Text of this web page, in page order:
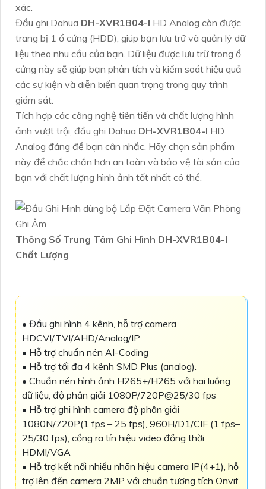
xác.
Đầu ghi Dahua DH-XVR1B04-I HD Analog còn được
trang bị 1 ổ cứng (HDD), giúp bạn lưu trữ và quản lý dữ
liệu theo nhu cầu của bạn. Dữ liệu được lưu trữ trong ổ
cứng này sẽ giúp bạn phân tích và kiểm soát hiệu quả
các sự kiện và diễn biến quan trọng trong quy trình
giám sát.
Tích hợp các công nghệ tiên tiến và chất lượng hình
ảnh vượt trội, đầu ghi Dahua DH-XVR1B04-I HD
Analog đáng để bạn cân nhắc. Hãy chọn sản phẩm
này để chắc chắn hơn an toàn và bảo vệ tài sản của
bạn với chất lượng hình ảnh tốt nhất có thể.
Thông Số Trung Tâm Ghi Hình DH-XVR1B04-I
Chất Lượng
• Đầu ghi hình 4 kênh, hỗ trợ camera
HDCVI/TVI/AHD/Analog/IP
• Hỗ trợ chuẩn nén AI-Coding
• Hỗ trợ tối đa 4 kênh SMD Plus (analog).
• Chuẩn nén hình ảnh H265+/H265 với hai luồng
dữ liệu, độ phân giải 1080P/720P@25/30 fps
• Hỗ trợ ghi hình camera độ phân giải
1080N/720P(1 fps – 25 fps), 960H/D1/CIF (1 fps–
25/30 fps), cổng ra tín hiệu video đồng thời
HDMI/VGA
• Hỗ trợ kết nối nhiều nhãn hiệu camera IP(4+1), hỗ
trợ lên đến camera 2MP với chuẩn tương tích Onvif